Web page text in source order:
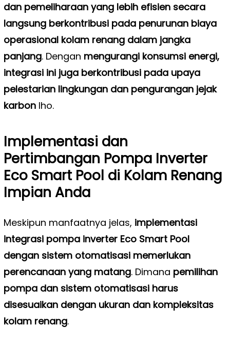
dan pemeliharaan yang lebih efisien secara
langsung berkontribusi pada penurunan biaya
operasional kolam renang dalam jangka
panjang. Dengan mengurangi konsumsi energi,
integrasi ini juga berkontribusi pada upaya
pelestarian lingkungan dan pengurangan jejak
karbon lho.
Implementasi dan
Pertimbangan Pompa Inverter
Eco Smart Pool di Kolam Renang
Impian Anda
Meskipun manfaatnya jelas, implementasi
integrasi pompa inverter Eco Smart Pool
dengan sistem otomatisasi memerlukan
perencanaan yang matang. Dimana pemilihan
pompa dan sistem otomatisasi harus
disesuaikan dengan ukuran dan kompleksitas
kolam renang.